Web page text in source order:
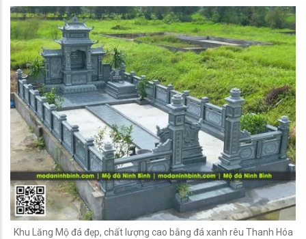
Khu Lăng Mộ đá đẹp, chất lượng cao bằng đá xanh rêu Thanh Hóa